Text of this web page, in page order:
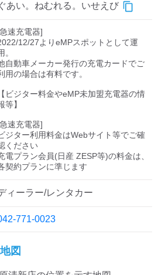
あい。ねむれる。いせえび
速充電器]
12/27よりeMPスポットとして運
。
自動車メーカー発行の充電カードでご
用の場合は有料です。
【ビジター料金やeMP未加盟充電器の情
等】
速充電器]
ジター利用料金はWebサイト等でご確
ください
電プラン会員(日産 ZESP等)の料金は、
契約プランに準じます
ィーラー/レンタカー
771-0023
図